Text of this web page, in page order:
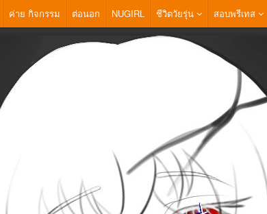
ค่าย กิจกรรม ต่อนอก NUGIRL ชีวิตวัยรุ่น สอบพรีเทส